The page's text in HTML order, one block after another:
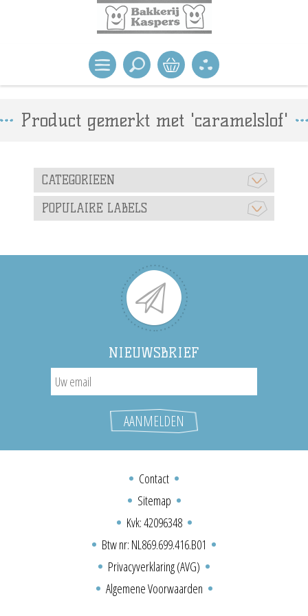
Product gemerkt met 'caramelslof'
CATEGORIEEN
POPULAIRE LABELS
NIEUWSBRIEF
Contact
Sitemap
Kvk: 42096348
Btw nr: NL869.699.416.B01
Privacyverklaring (AVG)
Algemene Voorwaarden